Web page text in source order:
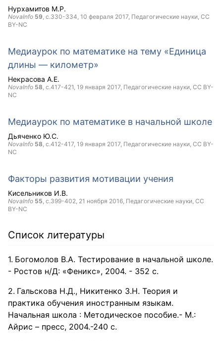
Нурхамитов М.Р.
NovaInfo 59, с.330-334, 10 февраля 2017, Педагогические науки, CC
BY-NC
Медиаурок по математике на тему «Единица
длины — километр»
Некрасова А.Е.
NovaInfo 58, с.417-421, 19 января 2017, Педагогические науки, CC BY-
NC
Медиаурок по математике в начальной школе
Дьяченко Ю.С.
NovaInfo 58, с.412-417, 19 января 2017, Педагогические науки, CC BY-
NC
Факторы развития мотивации учения
Кисельников И.В.
NovaInfo 55, с.399-402, 21 ноября 2016, Педагогические науки, CC
BY-NC
Список литературы
Богомолов В.А. Тестирование в начальной школе.
- Ростов н/Д: «Феникс», 2004. - 352 с.
Гальскова Н.Д., Никитенко З.Н. Теория и
практика обучения иностранным языкам.
Начальная школа : Методическое пособие.- М.:
Айрис – пресс, 2004.-240 с.